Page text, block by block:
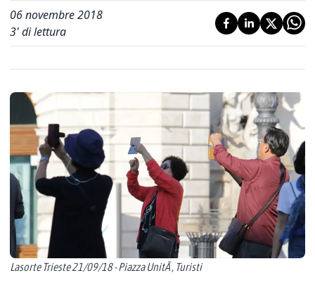
06 novembre 2018
3' di lettura
Lasorte Trieste 21/09/18 - Piazza UnitÃ , Turisti